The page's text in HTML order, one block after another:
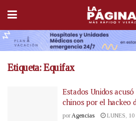
Etiqueta:Equifax
Estados Unidos
chinos por el hackeo
por Agencias LUNES, 10